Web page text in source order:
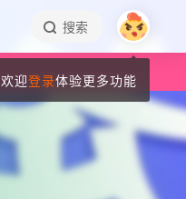
搜索
欢迎登录体验更多功能